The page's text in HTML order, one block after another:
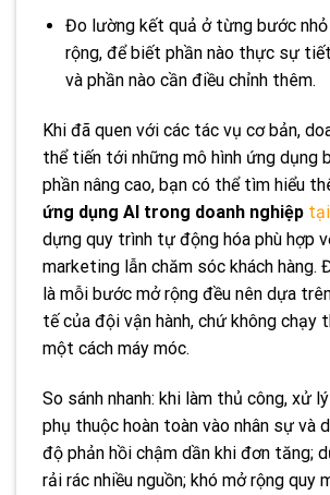
Đo lường kết quả ở từng bước
rộng, để biết phần nào thực sự
và phần nào cần điều chỉnh thêm.
Khi đã quen với các tác vụ cơ bản,
thể tiến tới những mô hình ứng dụng
phần nâng cao, bạn có thể tìm hiểu
ứng dụng AI trong doanh nghiệp
dựng quy trình tự động hóa phù hợp
marketing lẫn chăm sóc khách hàng.
là mỗi bước mở rộng đều nên dựa
tế của đội vận hành, chứ không chạy
một cách máy móc.
So sánh nhanh: khi làm thủ công, xử
phụ thuộc hoàn toàn vào nhân sự và
độ phản hồi chậm dần khi đơn tăng;
rải rác nhiều nguồn; khó mở rộng quy